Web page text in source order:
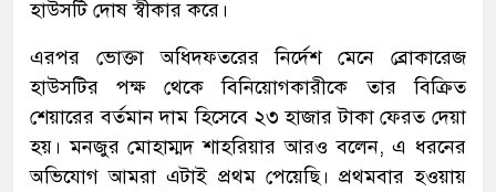
হাউসটি দোষ স্বীকার করে।
এরপর ভোক্তা অধিদফতরের নির্দেশ মেনে ব্রোকারেজ
হাউসটির পক্ষ থেকে বিনিয়োগকারীকে তার বিক্রিত
শেয়ারের বর্তমান দাম হিসেবে ২৩ হাজার টাকা ফেরত দেয়া
হয়। মনজুর মোহাম্মদ শাহরিয়ার আরও বলেন, এ ধরনের
অভিযোগ আমরা এটাই প্রথম পেয়েছি। প্রথমবার হওয়ায়